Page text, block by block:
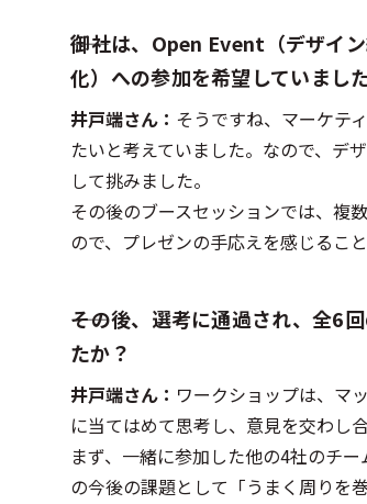
――御社は、Open Event（デザ
化）への参加を希望していまし
井戸端さん： そうですね、マーケテ
たいと考えていました。なので、デ
して挑みました。
その後のブースセッションでは、複
ので、プレゼンの手応えを感じるこ
――その後、選考に通過され、全
たか？
井戸端さん： ワークショップは、マ
に当てはめて思考し、意見を交わし
まず、一緒に参加した他の4社のチ
の今後の課題として「うまく周りを